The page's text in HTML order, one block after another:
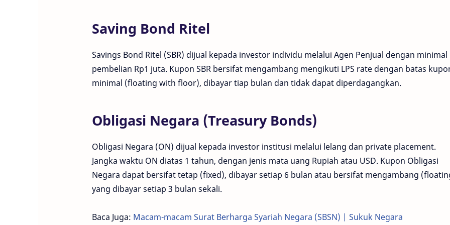
Saving Bond Ritel
Savings Bond Ritel (SBR) dijual kepada investor individu melalui Agen Penjual dengan minimal
pembelian Rp1 juta. Kupon SBR bersifat mengambang mengikuti LPS rate dengan batas
minimal (floating with floor), dibayar tiap bulan dan tidak dapat diperdagangkan.
Obligasi Negara (Treasury Bonds)
Obligasi Negara (ON) dijual kepada investor institusi melalui lelang dan private placement.
Jangka waktu ON diatas 1 tahun, dengan jenis mata uang Rupiah atau USD. Kupon Obligasi
Negara dapat bersifat tetap (fixed), dibayar setiap 6 bulan atau bersifat mengambang
yang dibayar setiap 3 bulan sekali.
Baca Juga: Macam-macam Surat Berharga Syariah Negara (SBSN) | Sukuk Negara